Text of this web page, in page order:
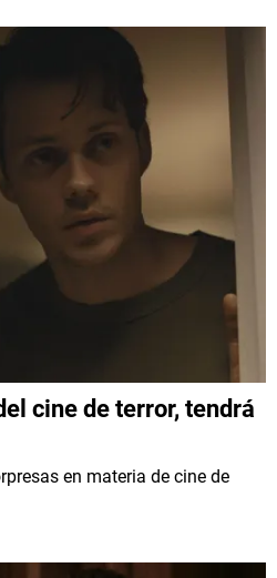
cine de terror, tendrá
en materia de cine de